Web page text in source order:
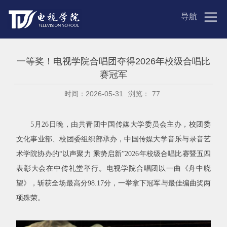
导航
一等奖！电视学院合唱团夺得2026年校级合唱比
赛冠军
时间：2026-05-31 浏览： 77
5月26日晚，由共青团中国传媒大学委员会主办，校团委
文化事业部、校团委组织部承办，中国传媒大学音乐与录音艺
术学院协办的“以声聚力 乘势启新”2026年校级合唱比赛暨五四
表彰大会在中传礼堂举行。电视学院合唱团以一曲《舟中晓
望》，斩获全场最高分98.17分，一举拿下冠军与最佳编曲奖两
项殊荣。